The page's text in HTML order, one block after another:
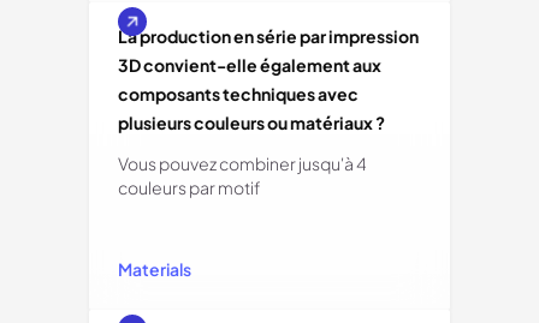
La production en série par impression
3D convient-elle également aux
composants techniques avec
plusieurs couleurs ou matériaux ?
Vous pouvez combiner jusqu'à 4
couleurs par motif
Materials